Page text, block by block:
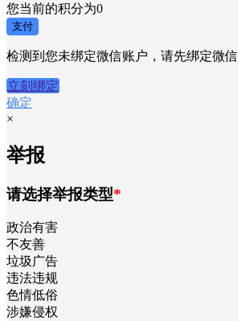
您当前的积分为0
支付
检测到您未绑定微信账户，请先绑定微信
立刻绑定
确定
×
举报
请选择举报类型*
政治有害
不友善
垃圾广告
违法违规
色情低俗
涉嫌侵权